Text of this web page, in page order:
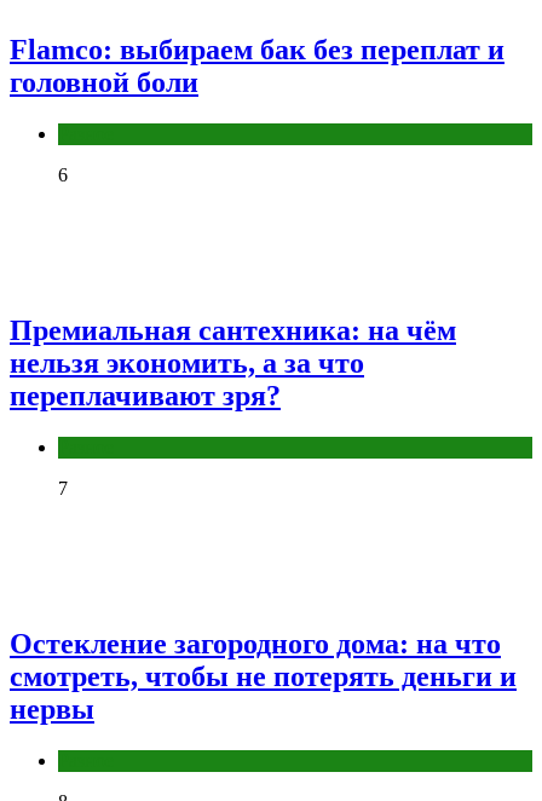
Flamco: выбираем бак без переплат и
головной боли
6
Премиальная сантехника: на чём
нельзя экономить, а за что
переплачивают зря?
7
Остекление загородного дома: на что
смотреть, чтобы не потерять деньги и
нервы